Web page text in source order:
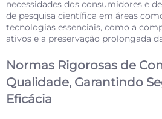
necessidades dos consumidores e
de pesquisa científica em áreas
tecnologias essenciais, como a
ativos e a preservação prolongada
Normas Rigorosas de
Qualidade, Garantindo
Eficácia